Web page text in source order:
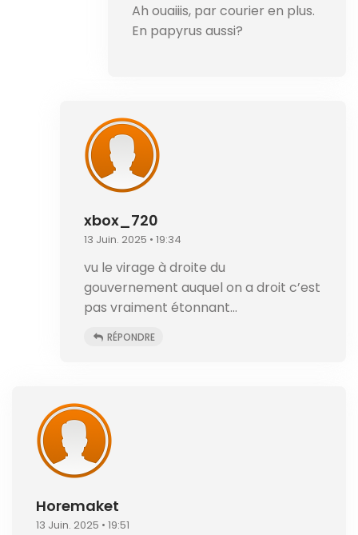
Ah ouaiiis, par courier en plus.
En papyrus aussi?
xbox_720
13 Juin. 2025 • 19:34
vu le virage à droite du
gouvernement auquel on a droit c’est
pas vraiment étonnant…
RÉPONDRE
Horemaket
13 Juin. 2025 • 19:51